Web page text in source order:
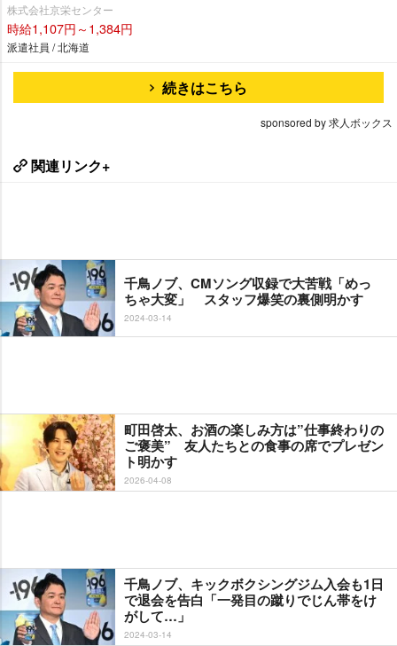
株式会社京栄センター
時給1,107円～1,384円
派遣社員 / 北海道
続きはこちら
sponsored by 求人ボックス
関連リンク+
千鳥ノブ、CMソング収録で大苦戦「めっ
ちゃ大変」 スタッフ爆笑の裏側明かす
2024-03-14
町田啓太、お酒の楽しみ方は”仕事終わりの
ご褒美” 友人たちとの食事の席でプレゼン
ト明かす
2026-04-08
千鳥ノブ、キックボクシングジム入会も1日
で退会を告白「一発目の蹴りでじん帯をけ
がして…」
2024-03-14